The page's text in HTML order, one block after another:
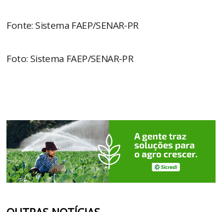
Fonte: Sistema FAEP/SENAR-PR
Foto: Sistema FAEP/SENAR-PR